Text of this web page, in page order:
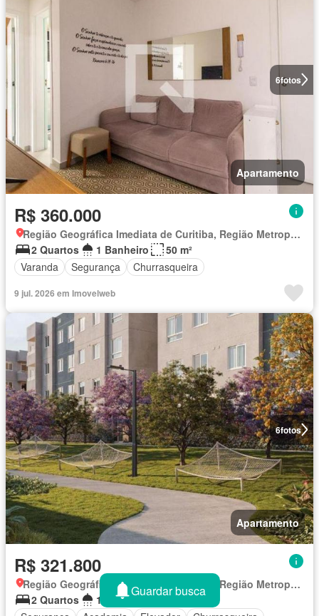
6fotos
Apartamento
R$ 360.000
Região Geográfica Imediata de Curitiba, Região Metropolitana de Curitiba
2 Quartos
1 Banheiro
50 m²
Varanda
Segurança Churrasqueira
9 jul. 2026 em Imovelweb
6fotos
Apartamento
R$ 321.800
Região Geográfica Imediata de Curitiba, Região Metropolitana de Curitiba
2 Quartos
1 Banheiro
44 m²
Guardar busca